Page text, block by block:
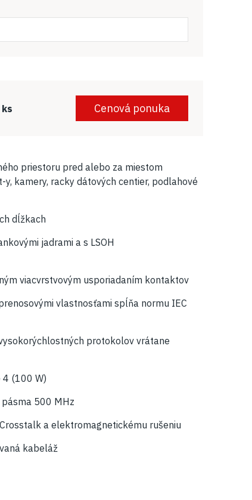
ks Cenová ponuka
priestoru pred alebo za miestom
y, kamery, racky dátových centier, podlahové
dĺžkach
jadrami a s LSOH
viacvrstvovým usporiadaním kontaktov
vlastnosťami spĺňa normu IEC
protokolov vrátane
4 (100 W)
500 MHz
a elektromagnetickému rušeniu
kabeláž